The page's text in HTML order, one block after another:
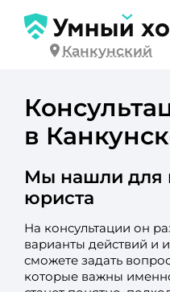
Канкунский
в
Мы нашли для
юриста
На консультации он
варианты действий и
сможете задать
которые важны